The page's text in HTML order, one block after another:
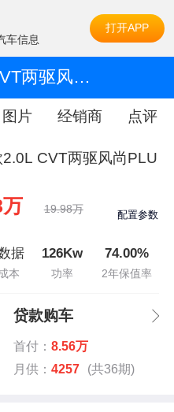
车信息
打开APP
2020款 2.0L CVT两驱风尚PLUS版
图片 经销商 点评
CVT两驱风尚PLU
19.98万 配置参数
据
本
126Kw
功率
74.00%
2年保值率
贷款购车
首付： 8.56万
月供： 4257 (共36期)